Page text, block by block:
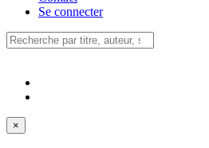
Se connecter
×